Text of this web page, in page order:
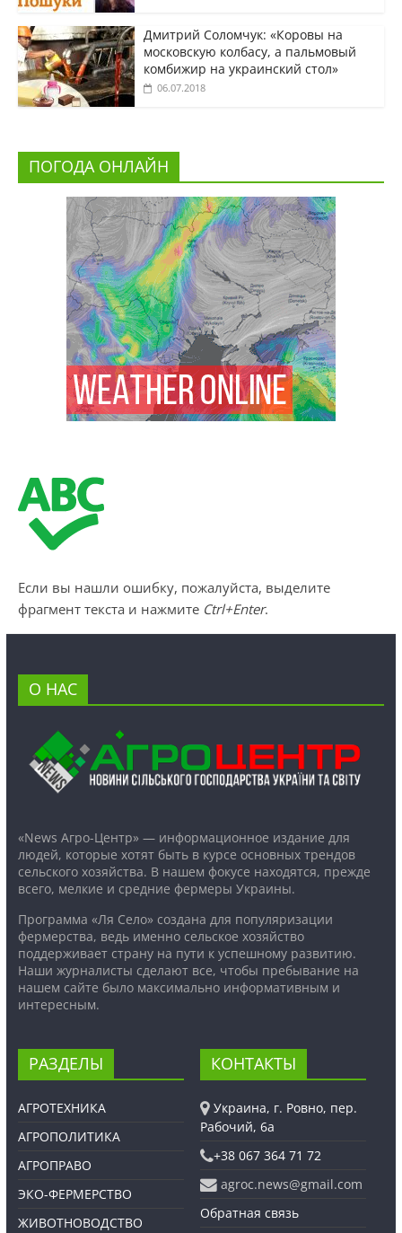
Дмитрий Соломчук: «Коровы на
московскую колбасу, а пальмовый
комбижир на украинский стол»
06.07.2018
ПОГОДА ОНЛАЙН
Если вы нашли ошибку, пожалуйста, выделите
фрагмент текста и нажмите Ctrl+Enter.
О НАС
«News Агро-Центр» — информационное издание для
людей, которые хотят быть в курсе основных трендов
сельского хозяйства. В нашем фокусе находятся, прежде
всего, мелкие и средние фермеры Украины.
Программа «Ля Село» создана для популяризации
фермерства, ведь именно сельское хозяйство
поддерживает страну на пути к успешному развитию.
Наши журналисты сделают все, чтобы пребывание на
нашем сайте было максимально информативным и
интересным.
РАЗДЕЛЫ
АГРОТЕХНИКА
АГРОПОЛИТИКА
АГРОПРАВО
ЭКО-ФЕРМЕРСТВО
ЖИВОТНОВОДСТВО
КОНТАКТЫ
Украина, г. Ровно, пер.
Рабочий, 6а
+38 067 364 71 72
agroc.news@gmail.com
Обратная связь